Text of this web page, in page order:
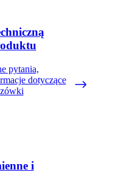
pytania,
dotyczące
i